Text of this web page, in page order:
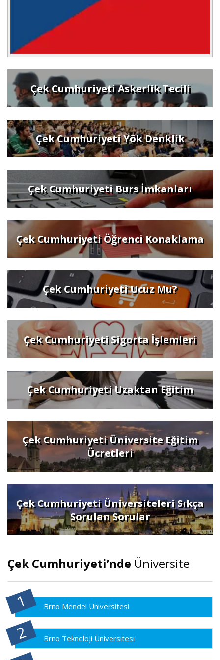
Çek Cumhuriyeti Askerlik Tecili
Çek Cumhuriyeti Yök Denklik
Çek Cumhuriyeti Burs İmkanları
Çek Cumhuriyeti Öğrenci Konaklama
Çek Cumhuriyeti Ucuz Mu?
Çek Cumhuriyeti Sigorta İşlemleri
Çek Cumhuriyeti Uzaktan Eğitim
Çek Cumhuriyeti Üniversite Eğitim
Ücretleri
Çek Cumhuriyeti Üniversiteleri Sıkça
Sorulan Sorular
Çek Cumhuriyeti’nde Üniversite
Brno Mendel Üniversitesi
Brno Teknoloji Üniversitesi